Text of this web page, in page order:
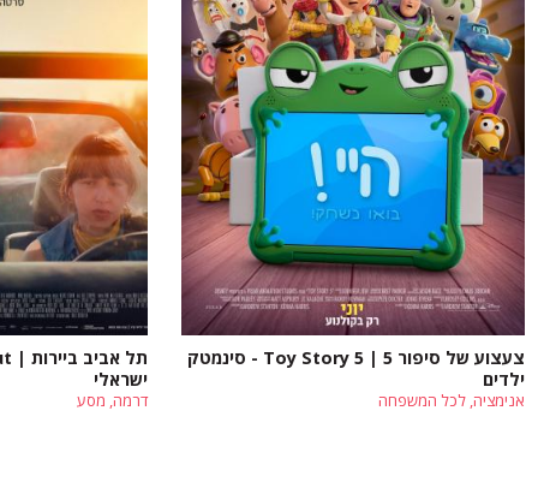
צעצוע של סיפור 5 | Toy Story 5 - סינמטק
ילדים
אנימציה, לכל המשפחה
ישראלי
דרמה, מסע